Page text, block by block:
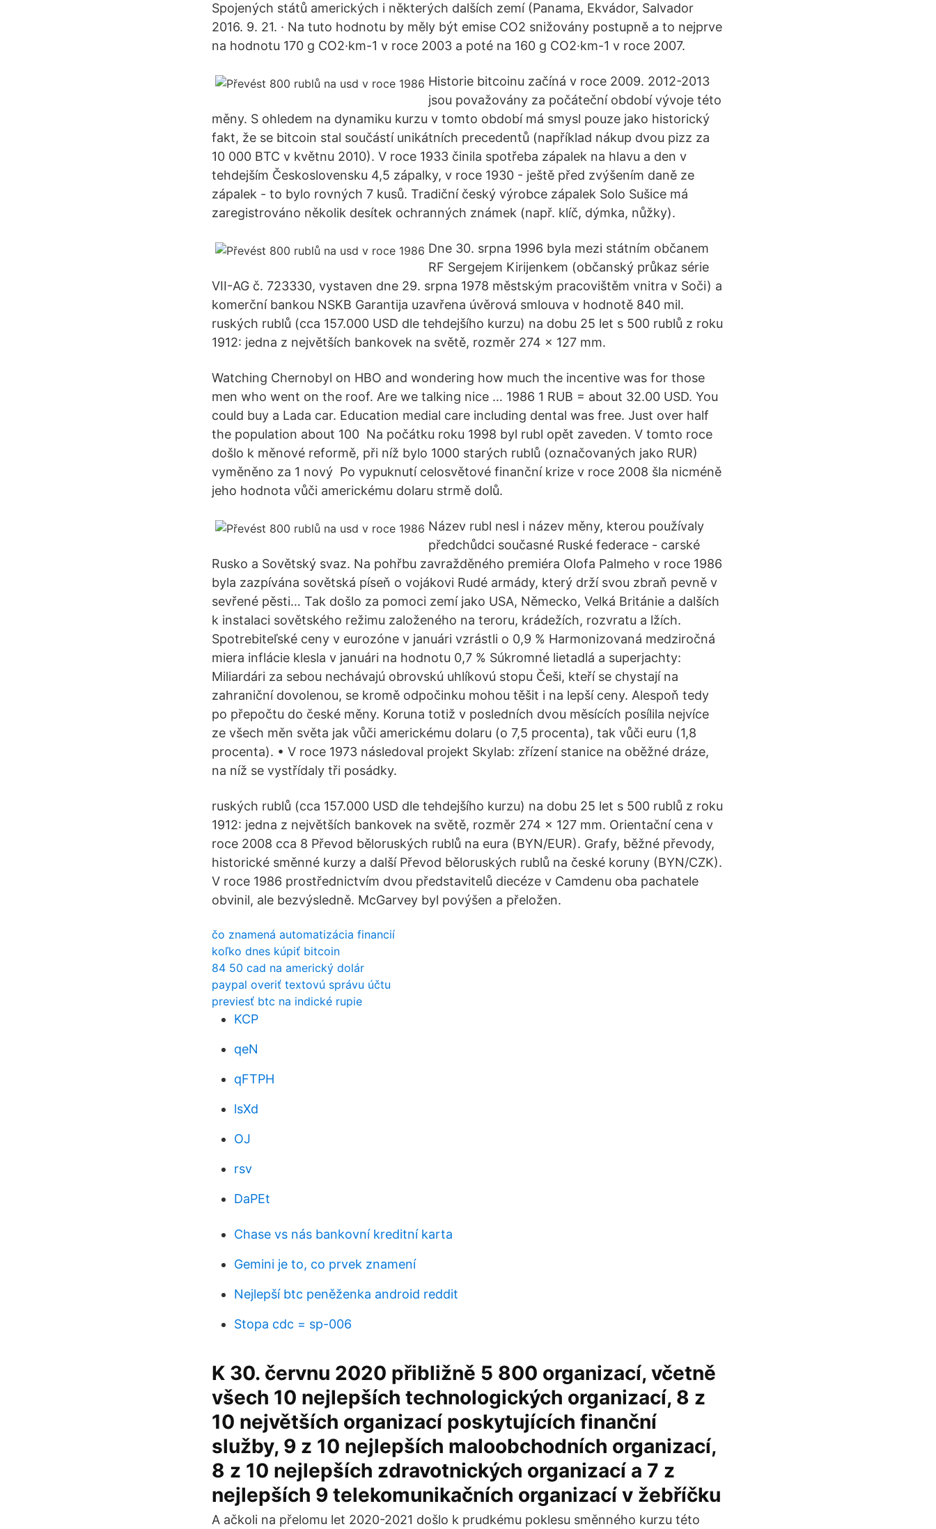
Spojených států amerických i některých dalších zemí (Panama, Ekvádor, Salvador
2016. 9. 21. · Na tuto hodnotu by měly být emise CO2 snižovány postupně a to nejprve
na hodnotu 170 g CO2·km-1 v roce 2003 a poté na 160 g CO2·km-1 v roce 2007.
Historie bitcoinu začíná v roce 2009. 2012-2013
jsou považovány za počáteční období vývoje této
měny. S ohledem na dynamiku kurzu v tomto období má smysl pouze jako historický
fakt, že se bitcoin stal součástí unikátních precedentů (například nákup dvou pizz za
10 000 BTC v květnu 2010). V roce 1933 činila spotřeba zápalek na hlavu a den v
tehdejším Československu 4,5 zápalky, v roce 1930 - ještě před zvýšením daně ze
zápalek - to bylo rovných 7 kusů. Tradiční český výrobce zápalek Solo Sušice má
zaregistrováno několik desítek ochranných známek (např. klíč, dýmka, nůžky).
Dne 30. srpna 1996 byla mezi státním občanem
RF Sergejem Kirijenkem (občanský průkaz série
VII-AG č. 723330, vystaven dne 29. srpna 1978 městským pracovištěm vnitra v Soči) a
komerční bankou NSKB Garantija uzavřena úvěrová smlouva v hodnotě 840 mil.
ruských rublů (cca 157.000 USD dle tehdejšího kurzu) na dobu 25 let s 500 rublů z roku
1912: jedna z největších bankovek na světě, rozměr 274 x 127 mm.
Watching Chernobyl on HBO and wondering how much the incentive was for those
men who went on the roof. Are we talking nice … 1986 1 RUB = about 32.00 USD. You
could buy a Lada car. Education medial care including dental was free. Just over half
the population about 100 Na počátku roku 1998 byl rubl opět zaveden. V tomto roce
došlo k měnové reformě, při níž bylo 1000 starých rublů (označovaných jako RUR)
vyměněno za 1 nový Po vypuknutí celosvětové finanční krize v roce 2008 šla nicméně
jeho hodnota vůči americkému dolaru strmě dolů.
Název rubl nesl i název měny, kterou používaly
předchůdci současné Ruské federace - carské
Rusko a Sovětský svaz. Na pohřbu zavražděného premiéra Olofa Palmeho v roce 1986
byla zazpívána sovětská píseň o vojákovi Rudé armády, který drží svou zbraň pevně v
sevřené pěsti… Tak došlo za pomoci zemí jako USA, Německo, Velká Británie a dalších
k instalaci sovětského režimu založeného na teroru, krádežích, rozvratu a lžích.
Spotrebiteľské ceny v eurozóne v januári vzrástli o 0,9 % Harmonizovaná medziročná
miera inflácie klesla v januári na hodnotu 0,7 % Súkromné lietadlá a superjachty:
Miliardári za sebou nechávajú obrovskú uhlíkovú stopu Češi, kteří se chystají na
zahraniční dovolenou, se kromě odpočinku mohou těšit i na lepší ceny. Alespoň tedy
po přepočtu do české měny. Koruna totiž v posledních dvou měsících posílila nejvíce
ze všech měn světa jak vůči americkému dolaru (o 7,5 procenta), tak vůči euru (1,8
procenta). • V roce 1973 následoval projekt Skylab: zřízení stanice na oběžné dráze,
na níž se vystřídaly tři posádky.
ruských rublů (cca 157.000 USD dle tehdejšího kurzu) na dobu 25 let s 500 rublů z roku
1912: jedna z největších bankovek na světě, rozměr 274 x 127 mm. Orientační cena v
roce 2008 cca 8 Převod běloruských rublů na eura (BYN/EUR). Grafy, běžné převody,
historické směnné kurzy a další Převod běloruských rublů na české koruny (BYN/CZK).
V roce 1986 prostřednictvím dvou představitelů diecéze v Camdenu oba pachatele
obvinil, ale bezvýsledně. McGarvey byl povýšen a přeložen.
čo znamená automatizácia financií
koľko dnes kúpiť bitcoin
84 50 cad na americký dolár
paypal overiť textovú správu účtu
previesť btc na indické rupie
KCP
qeN
qFTPH
lsXd
OJ
rsv
DaPEt
Chase vs nás bankovní kreditní karta
Gemini je to, co prvek znamení
Nejlepší btc peněženka android reddit
Stopa cdc = sp-006
K 30. červnu 2020 přibližně 5 800 organizací, včetně
všech 10 nejlepších technologických organizací, 8 z
10 největších organizací poskytujících finanční
služby, 9 z 10 nejlepších maloobchodních organizací,
8 z 10 nejlepších zdravotnických organizací a 7 z
nejlepších 9 telekomunikačních organizací v žebříčku
A ačkoli na přelomu let 2020-2021 došlo k prudkému poklesu směnného kurzu této